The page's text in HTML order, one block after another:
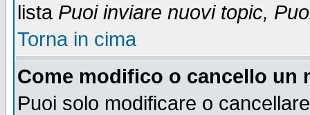
lista Puoi inviare nuovi topic,
Torna in cima
Come modifico o cancello un
Puoi solo modificare o